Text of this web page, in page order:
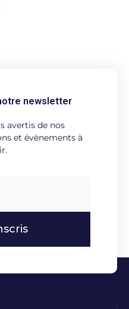
newsletter
avertis de nos
et évènements à